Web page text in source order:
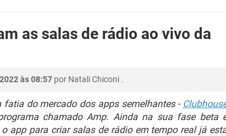
as salas de rádio ao vivo da
às 08:57 por Natali Chiconi .
do mercado dos apps semelhantes -
chamado Amp. Ainda na sua fase beta
app para criar salas de rádio em tempo real já